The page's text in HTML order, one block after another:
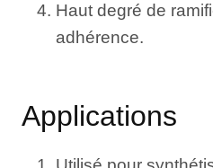
Haut degré de
adhérence.
Applications